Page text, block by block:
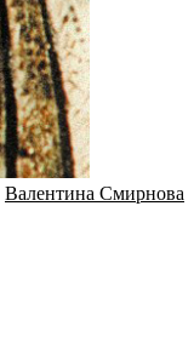
Валентина Смирнова